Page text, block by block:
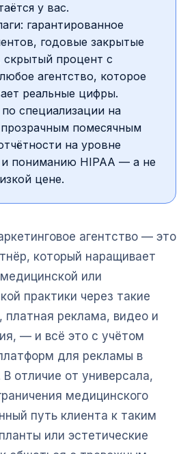
у вас.
гарантированное
годовые закрытые
скрытый процент с
агентство, которое
реальные цифры.
специализации на
помесячным
на уровне
и пониманию HIPAA — а не
цене.
агентство — это
который наращивает
или
практики через такие
платная реклама, видео и
— и всё это с учётом
для рекламы в
отличие от универсала,
медицинского
путь клиента к таким
или эстетические